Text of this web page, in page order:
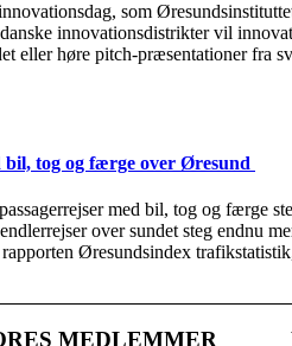
som
innovationsdistrikter vil
høre pitch-præsentationer fra
bil, tog og færge over Øresund
med bil, tog og færge
over sundet steg endnu
Øresundsindex
MEDLEMMER